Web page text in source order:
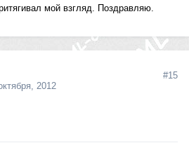
мой взгляд. Поздравляю.
2012
#15